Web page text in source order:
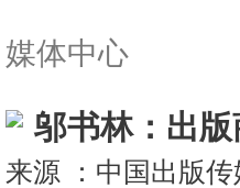
媒体中心
邬书林：出
来源 ：中国出版